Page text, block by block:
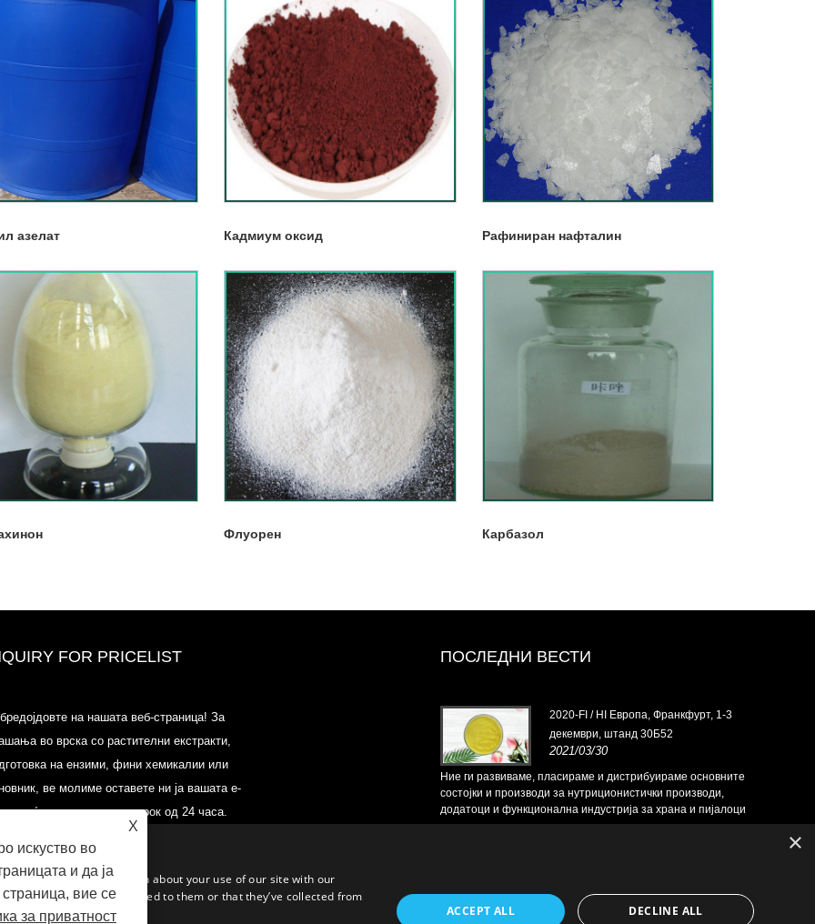
азелат Кадмиум оксид Рафиниран нафталин
Флуорен Карбазол
FOR PRICELIST
на нашата веб-страница! За
во врска со растителни екстракти,
на ензими, фини хемикалии или
ве молиме оставете ни ја вашата е-
и ќе контактираме во рок од 24 часа.
ПОСЛЕДНИ ВЕСТИ
состојки и производи за нутриционистички производи,
додатоци и функционална индустрија за храна и пијалоци
од примарните производствени капацитети со седиште во
експертиза и репутација во изворите им користи на
нашите партнери низ целиот свет.
2020-FI / HI Европа, Франкфурт, 1-3
декември, штанд 30Б52
2021/03/30
Ние ги развиваме, пласираме и дистрибуираме основните
состојки и производи за нутриционистички производи,
додатоци и функционална индустрија за храна и пијалоци
од примарните производствени капацитети со седиште во
нашите партнери низ целиот свет.
од
Кина,
X
искуство во
и да ја
вие се
за приватност
×
We also share information about your use of our site with our
that you’ve provided to them or that they’ve collected from
ACCEPT ALL
DECLINE ALL